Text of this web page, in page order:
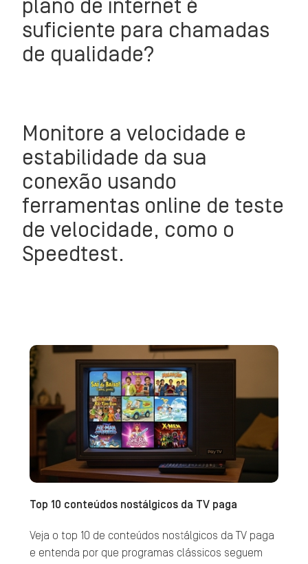
plano de internet é
suficiente para chamadas
de qualidade?
Monitore a velocidade e
estabilidade da sua
conexão usando
ferramentas online de teste
de velocidade, como o
Speedtest.
Top 10 conteúdos nostálgicos da TV paga
Veja o top 10 de conteúdos nostálgicos da TV paga
e entenda por que programas clássicos seguem